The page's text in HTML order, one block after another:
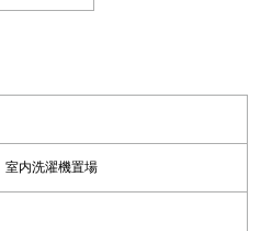
室内洗濯機置場